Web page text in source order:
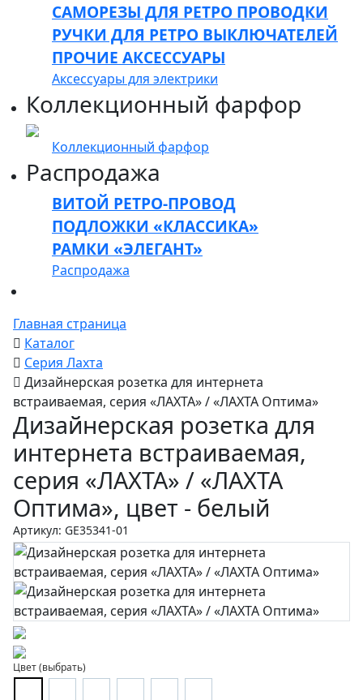
САМОРЕЗЫ ДЛЯ РЕТРО ПРОВОДКИ
РУЧКИ ДЛЯ РЕТРО ВЫКЛЮЧАТЕЛЕЙ
ПРОЧИЕ АКСЕССУАРЫ
Аксессуары для электрики
Коллекционный фарфор
Коллекционный фарфор
Распродажа
ВИТОЙ РЕТРО-ПРОВОД
ПОДЛОЖКИ «КЛАССИКА»
РАМКИ «ЭЛЕГАНТ»
Распродажа
Главная страница
Каталог
Серия Лахта
Дизайнерская розетка для интернета
встраиваемая, серия «ЛАХТА» / «ЛАХТА Оптима»
Дизайнерская розетка для
интернета встраиваемая,
серия «ЛАХТА» / «ЛАХТА
Оптима», цвет - белый
Артикул: GE35341-01
Цвет (выбрать)